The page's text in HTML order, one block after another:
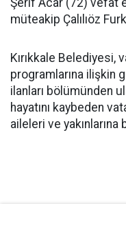
Şerif Acar (72) vefat
müteakip Çalılıöz
Kırıkkale Belediyesi,
programlarına ilişkin
ilanları bölümünden
hayatını kaybeden
aileleri ve yakınlarına